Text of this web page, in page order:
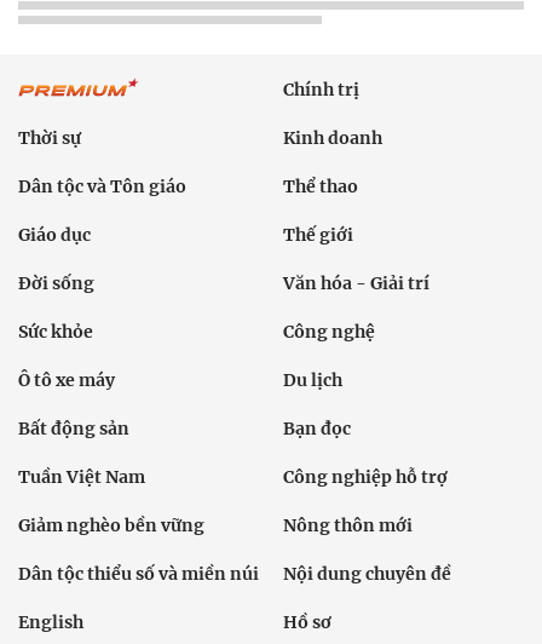
Chính trị
Thời sự Kinh doanh
Dân tộc và Tôn giáo Thể thao
Giáo dục Thế giới
Đời sống Văn hóa - Giải trí
Sức khỏe Công nghệ
Ô tô xe máy Du lịch
Bất động sản Bạn đọc
Tuần Việt Nam Công nghiệp hỗ trợ
Giảm nghèo bền vững Nông thôn mới
Dân tộc thiểu số và miền núi Nội dung chuyên đề
English Hồ sơ